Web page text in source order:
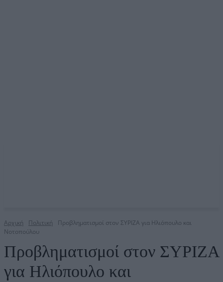
Αρχική Πολιτική
Προβληματισμοί στον ΣΥΡΙΖΑ για Ηλιόπουλο και
Νοτοπούλου
Προβληματισμοί στον ΣΥΡΙΖΑ
για Ηλιόπουλο και